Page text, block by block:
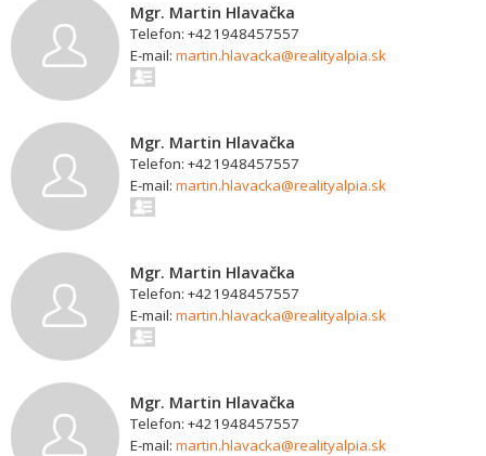
Mgr. Martin Hlavačka
Telefon: +421948457557
E-mail: martin.hlavacka@realityalpia.sk
Mgr. Martin Hlavačka
Telefon: +421948457557
E-mail: martin.hlavacka@realityalpia.sk
Mgr. Martin Hlavačka
Telefon: +421948457557
E-mail: martin.hlavacka@realityalpia.sk
Mgr. Martin Hlavačka
Telefon: +421948457557
E-mail: martin.hlavacka@realityalpia.sk